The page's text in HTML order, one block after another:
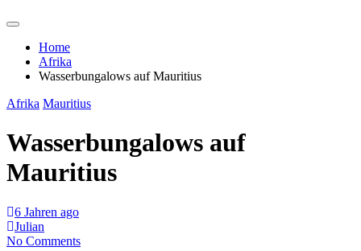
Home
Afrika
Wasserbungalows auf Mauritius
Afrika Mauritius
Wasserbungalows auf
Mauritius
6 Jahren ago
Julian
No Comments